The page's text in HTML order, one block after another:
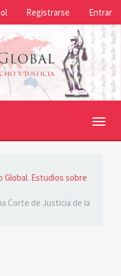
Registrarse Entrar
Global. Estudios sobre
Corte de Justicia de la